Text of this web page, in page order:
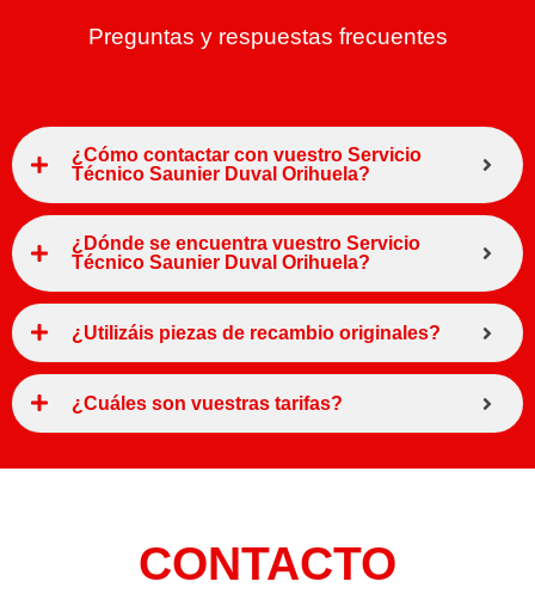
Preguntas y respuestas frecuentes
¿Cómo contactar con vuestro Servicio
Técnico Saunier Duval Orihuela?
¿Dónde se encuentra vuestro Servicio
Técnico Saunier Duval Orihuela?
¿Utilizáis piezas de recambio originales?
¿Cuáles son vuestras tarifas?
CONTACTO